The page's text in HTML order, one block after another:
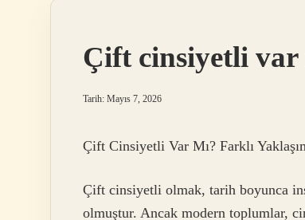
Çift cinsiyetli var
Tarih: Mayıs 7, 2026
Çift Cinsiyetli Var Mı? Farklı
Çift cinsiyetli olmak, tarih boyunca
olmuştur. Ancak modern toplumlar,